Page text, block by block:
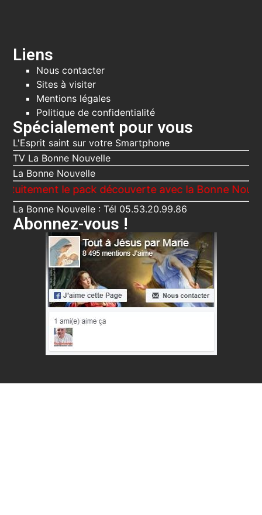
Liens
Nous contacter
Sites à visiter
Mentions légales
Politique de confidentialité
Spécialement pour vous
L'Esprit saint sur votre Smartphone
TV La Bonne Nouvelle
La Bonne Nouvelle
le pack découverte avec la Bonne Nouvelle, Le
La Bonne Nouvelle : Tél 05.53.20.99.86
Abonnez-vous !